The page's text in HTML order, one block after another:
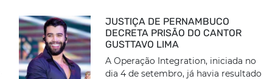
JUSTIÇA DE PERNAMBUCO
DECRETA PRISÃO DO CANTOR
GUSTTAVO LIMA
A Operação Integration, iniciada no
dia 4 de setembro, já havia resultado